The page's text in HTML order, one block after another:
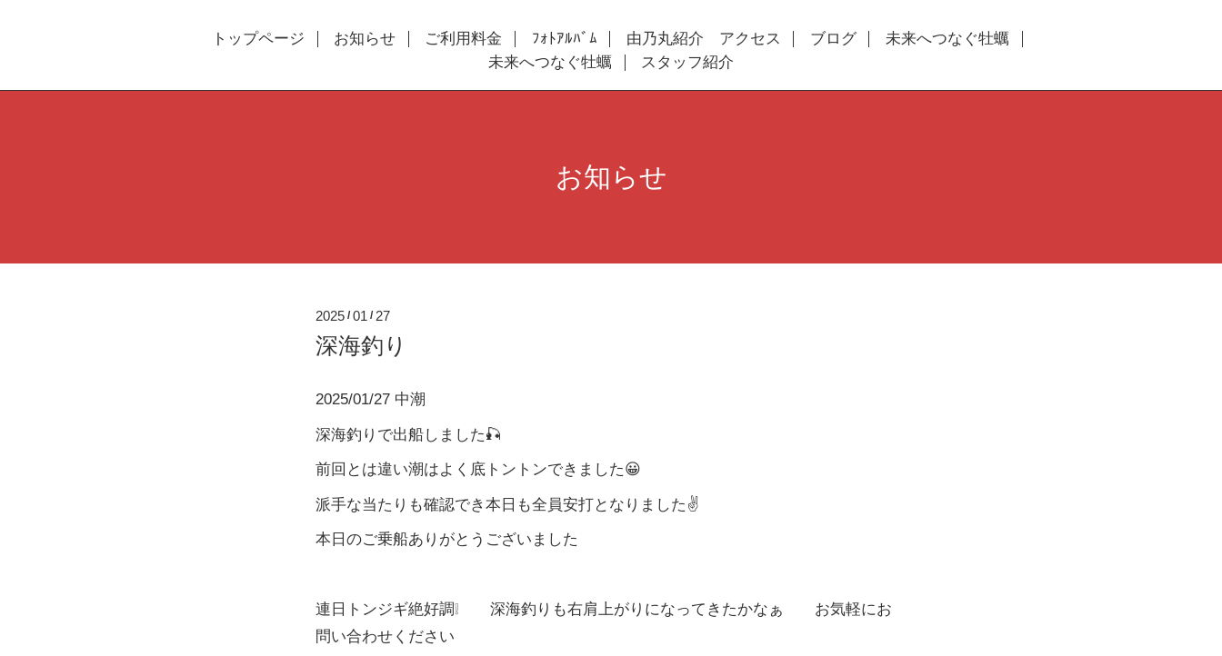
トップページ お知らせ ご利用料金 ﾌｫﾄｱﾙﾊﾞﾑ 由乃丸紹介 アクセス ブログ
未来へつなぐ牡蠣
未来へつなぐ牡蠣
スタッフ紹介
お知らせ
2025 /01 / 27
深海釣り
2025/01/27 中潮
深海釣りで出船しました🎣
前回とは違い潮はよく底トントンできました😀
派手な当たりも確認でき本日も全員安打となりました✌️
本日のご乗船ありがとうございました
連日トンジギ絶好調❕ 深海釣りも右肩上がりになってきたかなぁ お気軽にお
問い合わせください